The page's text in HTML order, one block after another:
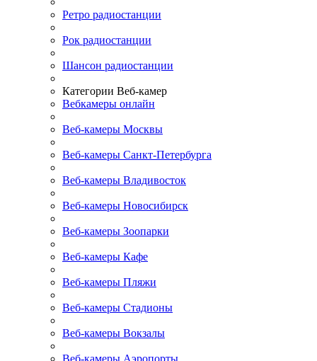
Ретро радиостанции
Рок радиостанции
Шансон радиостанции
Категории Веб-камер
Вебкамеры онлайн
Веб-камеры Москвы
Веб-камеры Санкт-Петербурга
Веб-камеры Владивосток
Веб-камеры Новосибирск
Веб-камеры Зоопарки
Веб-камеры Кафе
Веб-камеры Пляжи
Веб-камеры Стадионы
Веб-камеры Вокзалы
Веб-камеры Аэропорты